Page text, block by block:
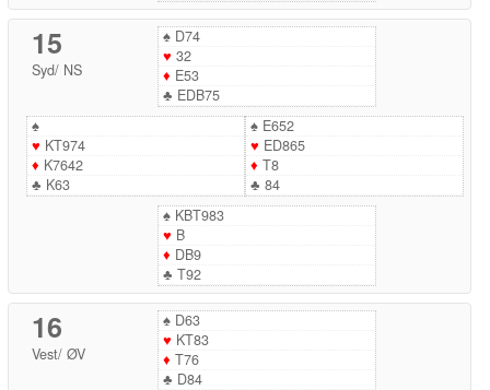
15
Syd/ NS
♠D74
♥ 32
♦ E53
♣ EDB75
♠
♥ KT974
♦ K7642
♣ K63
♠E652
♥ ED865
♦ T8
♣ 84
♠KBT983
♥ B
♦ DB9
♣ T92
16
Vest/ ØV
♠D63
♥ KT83
♦ T76
♣ D84